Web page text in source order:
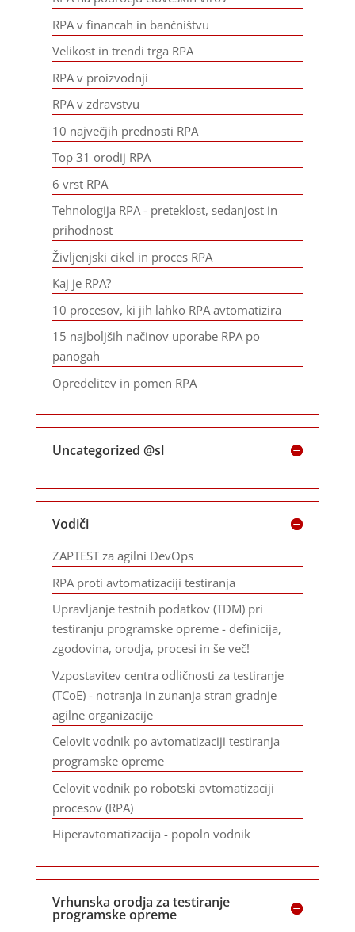
RPA v financah in bančništvu
Velikost in trendi trga RPA
RPA v proizvodnji
RPA v zdravstvu
10 največjih prednosti RPA
Top 31 orodij RPA
6 vrst RPA
Tehnologija RPA - preteklost, sedanjost in
prihodnost
Življenjski cikel in proces RPA
Kaj je RPA?
10 procesov, ki jih lahko RPA avtomatizira
15 najboljših načinov uporabe RPA po
panogah
Opredelitev in pomen RPA
Uncategorized @sl
Vodiči
ZAPTEST za agilni DevOps
RPA proti avtomatizaciji testiranja
Upravljanje testnih podatkov (TDM) pri
testiranju programske opreme - definicija,
zgodovina, orodja, procesi in še več!
Vzpostavitev centra odličnosti za testiranje
(TCoE) - notranja in zunanja stran gradnje
agilne organizacije
Celovit vodnik po avtomatizaciji testiranja
programske opreme
Celovit vodnik po robotski avtomatizaciji
procesov (RPA)
Hiperavtomatizacija - popoln vodnik
Vrhunska orodja za testiranje
programske opreme